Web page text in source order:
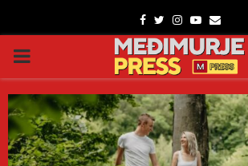
Facebook
TwitterInstagram
Youtube
Email
PRIMARY
MENU